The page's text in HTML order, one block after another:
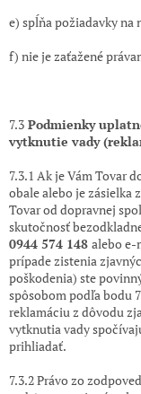
e) spĺňa požiadavky
f) nie je zaťažené
7.3 Podmienky
vytknutie vady
7.3.1 Ak je Vám Tovar
obale alebo je zásielka
Tovar od dopravnej
skutočnosť
0944 574 148 alebo e-
prípade zistenia
poškodenia) ste
spôsobom podľa bodu
reklamáciu z dôvodu
vytknutia vady
prihliadať.
7.3.2 Právo zo